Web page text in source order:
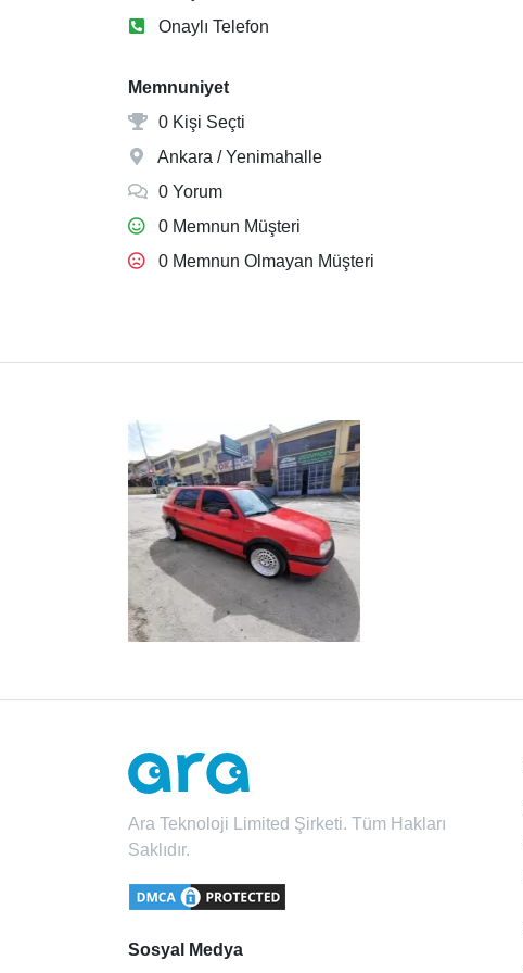
Onaylı Telefon
Memnuniyet
0 Kişi Seçti
Ankara / Yenimahalle
0 Yorum
0 Memnun Müşteri
0 Memnun Olmayan Müşteri
Ara Teknoloji Limited Şirketi. Tüm Hakları
Saklıdır.
Sosyal Medya